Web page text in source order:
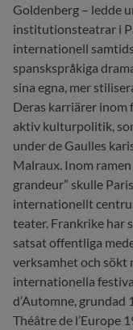
Goldenberg – ledde
institutionsteatrar i
internationell
spanskspråkiga
sina egna, mer
Deras karriärer inom
aktiv kulturpolitik,
under de Gaulles
Malraux. Inom
grandeur” skulle
internationellt
teater. Frankrike har
satsat offentliga
verksamhet och sökt
internationella
d’Automne,
Théâtre de l’Europe